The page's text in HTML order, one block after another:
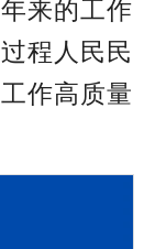
来的工作
程人民民
作高质量